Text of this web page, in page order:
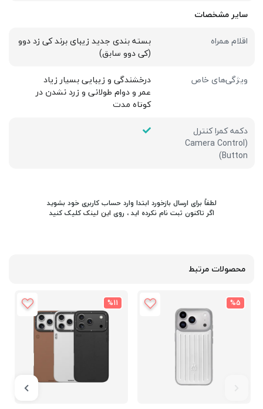
سایر مشخصات
اقلام همراه
بسته بندی جدید زیبای برند کی زد دوو
(کی دوو سابق)
ویژگی‌های خاص
درخشندگی و زیبایی بسیار زیاد
عمر و دوام طولانی و زرد نشدن در
کوتاه مدت
دکمه کمرا کنترل
(Camera Control
Button)
لطفاً برای ارسال بازخورد ابتدا وارد حساب کاربری خود بشوید
اگر تاکنون ثبت نام نکرده اید ، روی این لینک کلیک کنید
محصولات مرتبط
%5
%11